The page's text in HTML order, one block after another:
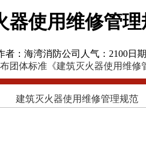
器使用维修管理
者：海湾消防公司 人气：2100日
团体标准《建筑灭火器使用维修
建筑灭火器使用维修管理规范